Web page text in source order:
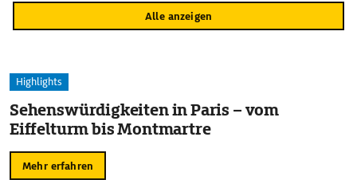
Alle anzeigen
Highlights
Sehenswürdigkeiten in Paris – vom
Eiffelturm bis Montmartre
Mehr erfahren